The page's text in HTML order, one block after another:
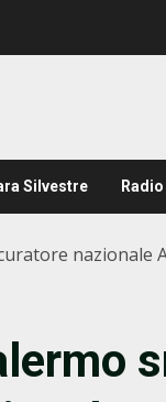
Silvestre